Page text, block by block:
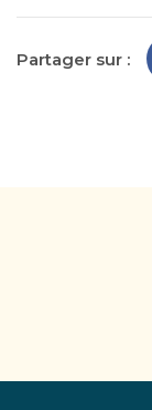
Partager sur :